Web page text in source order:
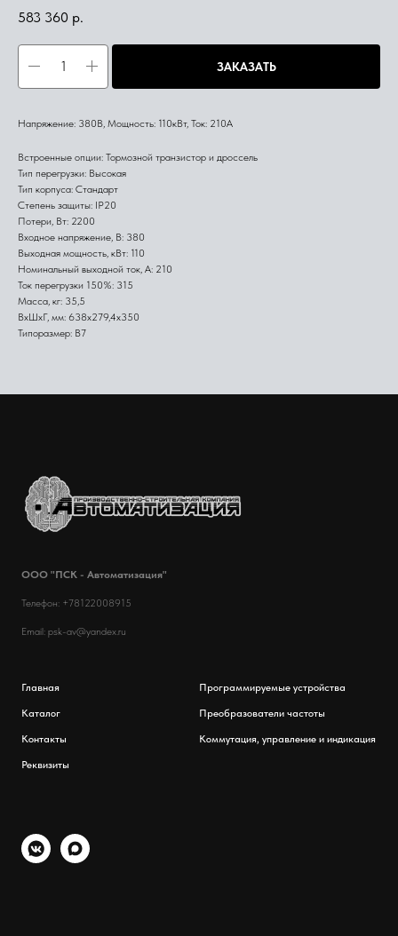
583 360 р.
ЗАКАЗАТЬ
Напряжение: 380В, Мощность: 110кВт, Ток: 210А
Встроенные опции: Тормозной транзистор и дроссель
Тип перегрузки: Высокая
Тип корпуса: Стандарт
Степень защиты: IP20
Потери, Вт: 2200
Входное напряжение, В: 380
Выходная мощность, кВт: 110
Номинальный выходной ток, А: 210
Ток перегрузки 150%: 315
Масса, кг: 35,5
ВхШхГ, мм: 638х279,4х350
Типоразмер: B7
ООО "ПСК - Автоматизация"
Телефон: +78122008915
Email: psk-av@yandex.ru
Главная
Каталог
Контакты
Реквизиты
Программируемые устройства
Преобразователи частоты
Коммутация, управление и индикация